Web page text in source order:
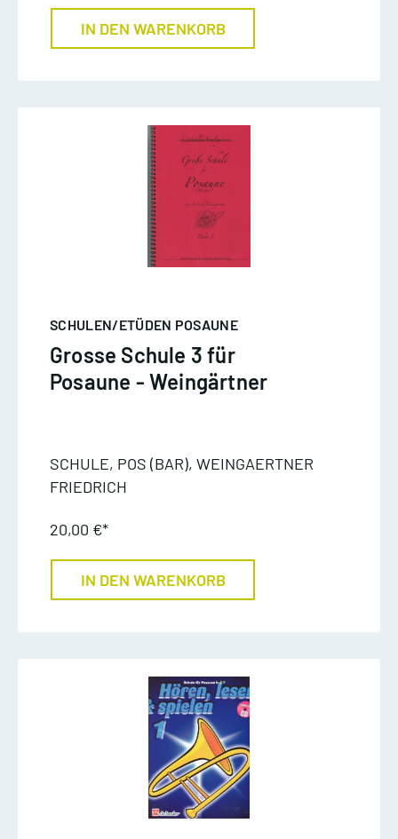
IN DEN WARENKORB
SCHULEN/ETÜDEN POSAUNE
Grosse Schule 3 für
Posaune - Weingärtner
SCHULE, POS (BAR), WEINGAERTNER
FRIEDRICH
20,00 €*
IN DEN WARENKORB